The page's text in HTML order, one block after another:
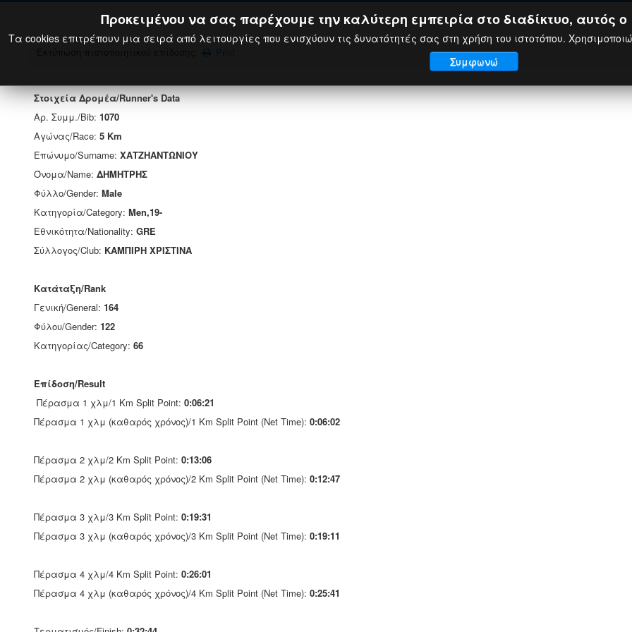
Print
Στοιχεία Δρομέα/Runner's Data
Αρ. Συμμ./Bib: 1070
Αγώνας/Race: 5 Km
Επώνυμο/Surname: ΧΑΤΖΗΑΝΤΩΝΙΟΥ
Όνομα/Name: ΔΗΜΗΤΡΗΣ
Φύλλο/Gender: Male
Κατηγορία/Category: Men,19-
Εθνικότητα/Nationality: GRE
Σύλλογος/Club: ΚΑΜΠΙΡΗ ΧΡΙΣΤΙΝΑ
Κατάταξη/Rank
Γενική/General: 164
Φύλου/Gender: 122
Κατηγορίας/Category: 66
Επίδοση/Result
Πέρασμα 1 χλμ/1 Km Split Point: 0:06:21
Πέρασμα 1 χλμ (καθαρός χρόνος)/1 Km Split Point (Net Time): 0:06:02
Πέρασμα 2 χλμ/2 Km Split Point: 0:13:06
Πέρασμα 2 χλμ (καθαρός χρόνος)/2 Km Split Point (Net Time): 0:12:47
Πέρασμα 3 χλμ/3 Km Split Point: 0:19:31
Πέρασμα 3 χλμ (καθαρός χρόνος)/3 Km Split Point (Net Time): 0:19:11
Πέρασμα 4 χλμ/4 Km Split Point: 0:26:01
Πέρασμα 4 χλμ (καθαρός χρόνος)/4 Km Split Point (Net Time): 0:25:41
Προκειμένου να σας παρέχουμε την καλύτερη εμπειρία στο διαδίκτυο, αυτός ο
Τα cookies επιτρέπουν μια σειρά από λειτουργίες που ενισχύουν τις δυνατότητές σας στη χρήση του ιστοτόπου.
Συμφωνώ